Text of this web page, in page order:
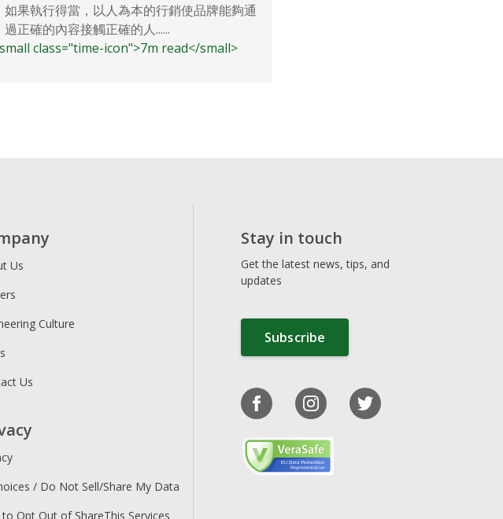
如果執行得當，以人為本的行銷使品牌能夠通
過正確的內容接觸正確的人......
class="time-icon">7m read</small>
Us
Culture
Us
/ Do Not Sell/Share My Data
to Opt Out of ShareThis Services
Stay in touch
Get the latest news, tips, and
updates
Subscribe